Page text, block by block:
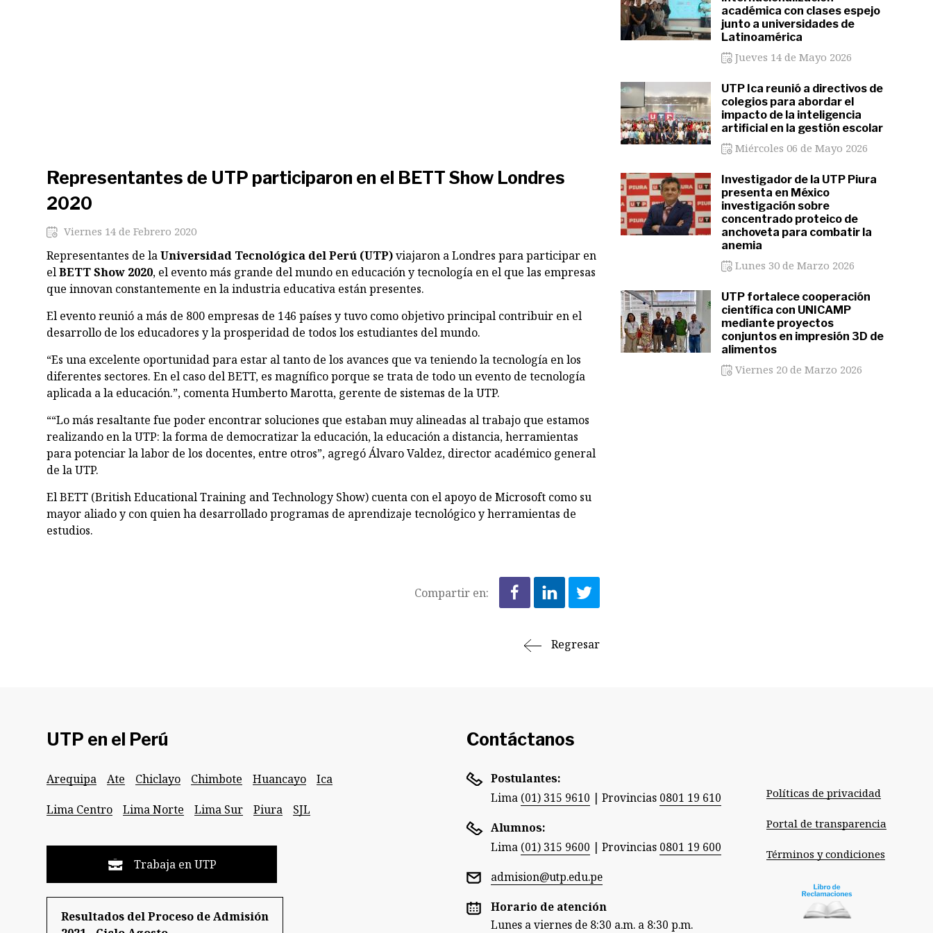
Representantes de UTP participaron en el BETT Show Londres
2020
Viernes 14 de Febrero 2020
Representantes de laUniversidad Tecnológica del Perú (UTP)viajaron a Londres para participar en
elBETT Show 2020, el evento más grande del mundo en educación y tecnología en el que las empresas
que innovan constantemente en la industria educativa están presentes.
El evento reunió a más de 800 empresas de 146 países y tuvo como objetivo principal contribuir en el
desarrollo de los educadores y la prosperidad de todos los estudiantes del mundo.
“Es una excelente oportunidad para estar al tanto de los avances que va teniendo la tecnología en los
diferentes sectores. En el caso del BETT, es magnífico porque se trata de todo un evento de tecnología
aplicada a la educación.”, comenta Humberto Marotta, gerente de sistemas de la UTP.
““Lo más resaltante fue poder encontrar soluciones que estaban muy alineadas al trabajo que estamos
realizando en la UTP: la forma de democratizar la educación, la educación a distancia, herramientas
para potenciar la labor de los docentes, entre otros”, agregó Álvaro Valdez, director académico general
de la UTP.
El BETT (British Educational Training and Technology Show) cuenta con el apoyo de Microsoft como su
mayor aliado y con quien ha desarrollado programas de aprendizaje tecnológico y herramientas de
estudios.
Compartir en:
Regresar
académica con clases espejo
junto a universidades de
Latinoamérica
Jueves 14 de Mayo 2026
UTP Ica reunió a directivos de
colegios para abordar el
impacto de la inteligencia
artificial en la gestión escolar
Miércoles 06 de Mayo 2026
Investigador de la UTP Piura
presenta en México
investigación sobre
concentrado proteico de
anchoveta para combatir la
anemia
Lunes 30 de Marzo 2026
UTP fortalece cooperación
científica con UNICAMP
mediante proyectos
conjuntos en impresión 3D de
alimentos
Viernes 20 de Marzo 2026
UTP en el Perú
Arequipa Ate Chiclayo Chimbote Huancayo
Ica
Lima Centro
Lima Norte Lima Sur Piura SJL
Trabaja en UTP
Resultados del Proceso de Admisión
Contáctanos
Postulantes:
Lima (01) 315 9610 | Provincias 0801 19 610
Alumnos:
Lima (01) 315 9600 | Provincias 0801 19 600
admision@utp.edu.pe
Horario de atención
Lunes a viernes de 8:30 a.m. a 8:30 p.m.
Políticas de privacidad
Portal de transparencia
Términos y condiciones